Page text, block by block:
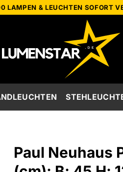
LAMPEN & LEUCHTEN SOFORT
Paul Neuhaus